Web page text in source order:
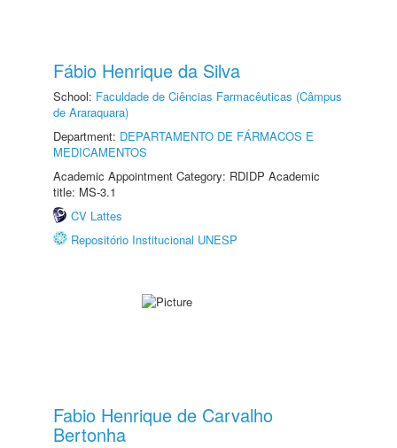
Fábio Henrique da Silva
School: Faculdade de Ciências Farmacêuticas (Câmpus
de Araraquara)
Department: DEPARTAMENTO DE FÁRMACOS E
MEDICAMENTOS
Academic Appointment Category: RDIDP Academic
title: MS-3.1
CV Lattes
Repositório Institucional UNESP
Fabio Henrique de Carvalho
Bertonha